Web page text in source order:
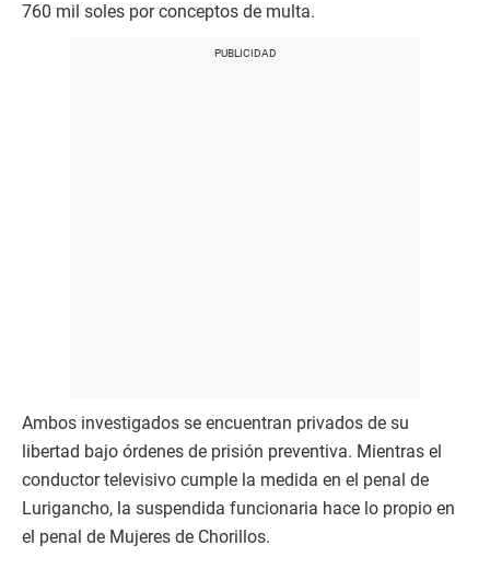
760 mil soles por conceptos de multa.
Ambos investigados se encuentran privados de su
libertad bajo órdenes de prisión preventiva. Mientras el
conductor televisivo cumple la medida en el penal de
Lurigancho, la suspendida funcionaria hace lo propio en
el penal de Mujeres de Chorillos.